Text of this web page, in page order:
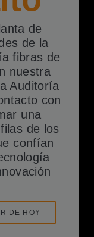
de
de la
fibras de
nuestra
Auditoría
con
una
de los
confían
DE HOY